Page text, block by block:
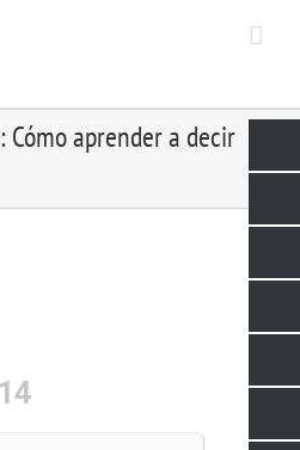
Cómo aprender a decir